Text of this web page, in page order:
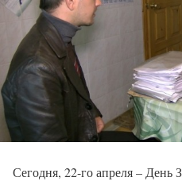
Сегодня, 22-го апреля – День